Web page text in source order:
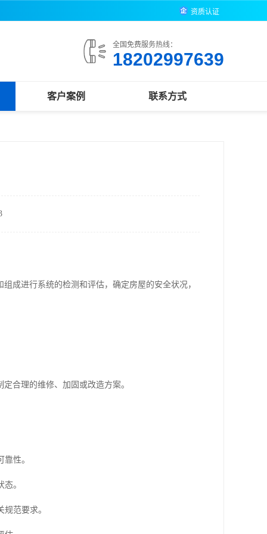
资质认证
全国免费服务热线：
18202997639
客户案例 联系方式
成进行系统的检测和评估，确定房屋的安全状况，
合理的维修、加固或改造方案。
性。
。
范要求。